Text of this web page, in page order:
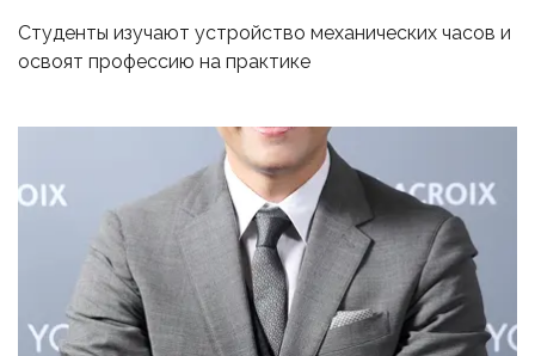
Студенты изучают устройство механических часов и
освоят профессию на практике